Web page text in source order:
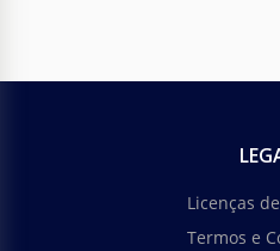
Licenças
Termos e